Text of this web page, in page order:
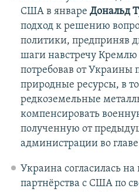
США в январе Дональд
подход к решению
политики, предприняв
шаги навстречу
потребовав от Украины
природные ресурсы, в
редкоземельные
компенсировать
полученную от
администрации во главе
Украина согласилась на
партнёрства с США по